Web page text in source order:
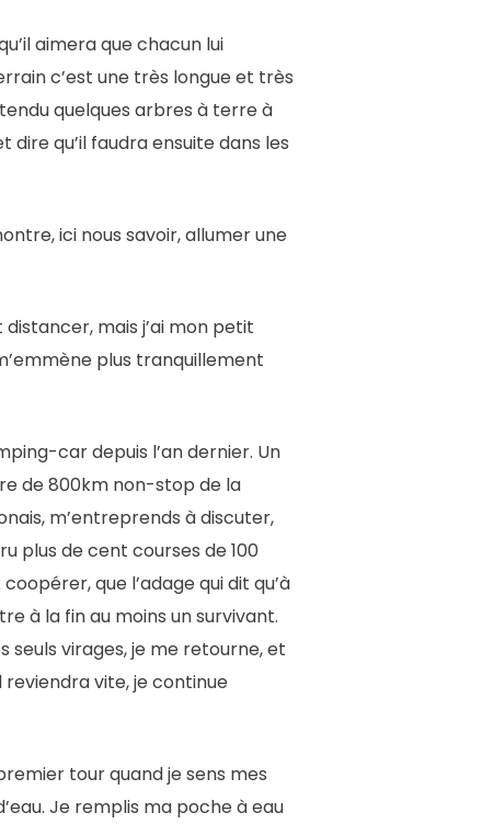
aimera que chacun lui
c’est une très longue et très
quelques arbres à terre à
qu’il faudra ensuite dans les
ici nous savoir, allumer une
mais j’ai mon petit
plus tranquillement
car depuis l’an dernier. Un
de 800km non-stop de la
m’entreprends à discuter,
plus de cent courses de 100
que l’adage qui dit qu’à
à la fin au moins un survivant.
seuls virages, je me retourne, et
reviendra vite, je continue
tour quand je sens mes
Je remplis ma poche à eau